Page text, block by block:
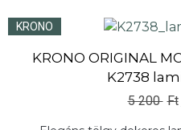
KRONO
KRONO ORIGINAL
K2738
5 200 Ft